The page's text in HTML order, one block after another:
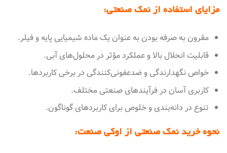
مزایای استفاده از نمک صنعتی:
مقرون به صرفه بودن به عنوان یک ماده شیمیایی پایه و فیلر.
قابلیت انحلال بالا و عملکرد مؤثر در محلول‌های آبی.
خواص نگهدارندگی و ضدعفونی‌کنندگی در برخی کاربردها.
کاربری آسان در فرآیندهای صنعتی مختلف.
تنوع در دانه‌بندی و خلوص برای کاربردهای گوناگون.
نحوه خرید نمک صنعتی از اوکی صنعت: